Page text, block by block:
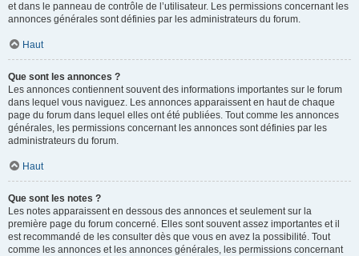
et dans le panneau de contrôle de l’utilisateur. Les permissions concernant les
annonces générales sont définies par les administrateurs du forum.
Haut
Que sont les annonces ?
Les annonces contiennent souvent des informations importantes sur le forum
dans lequel vous naviguez. Les annonces apparaissent en haut de chaque
page du forum dans lequel elles ont été publiées. Tout comme les annonces
générales, les permissions concernant les annonces sont définies par les
administrateurs du forum.
Haut
Que sont les notes ?
Les notes apparaissent en dessous des annonces et seulement sur la
première page du forum concerné. Elles sont souvent assez importantes et il
est recommandé de les consulter dès que vous en avez la possibilité. Tout
comme les annonces et les annonces générales, les permissions concernant